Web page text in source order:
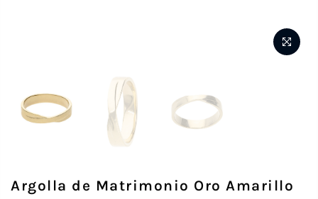
Argolla de Matrimonio Oro Amarillo